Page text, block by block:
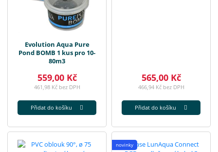
Evolution Aqua Pure
Pond BOMB 1 kus pro 10-
80m3
559,00 Kč
461,98 Kč bez DPH
Přidat do košíku
565,00 Kč
466,94 Kč bez DPH
Přidat do košíku
novinky